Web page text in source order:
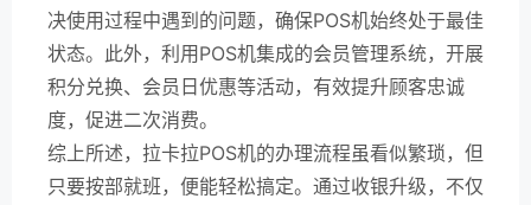
决使用过程中遇到的问题，确保POS机始终处于最佳
状态。此外，利用POS机集成的会员管理系统，开展
积分兑换、会员日优惠等活动，有效提升顾客忠诚
度，促进二次消费。
综上所述，拉卡拉POS机的办理流程虽看似繁琐，但
只要按部就班，便能轻松搞定。通过收银升级，不仅